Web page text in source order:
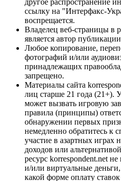
ссылку на "Интерфакс-
воспрещается.
Владелец веб-страницы в
является автор
Любое копирование,
фотографий и/или
принадлежащих
запрещено.
Материалы сайта
лиц старше 21 года (21+).
может вызвать игровую
правила (принципы)
обнаружении первых
немедленно обратитесь к
участие в азартных играх
доходов или
ресурс korrespondent.net
и/или виртуальные
какой форме оплату